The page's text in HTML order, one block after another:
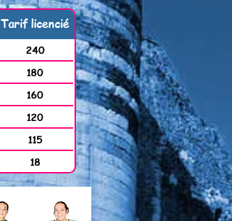
Tarif licencié
240
180
160
120
115
18